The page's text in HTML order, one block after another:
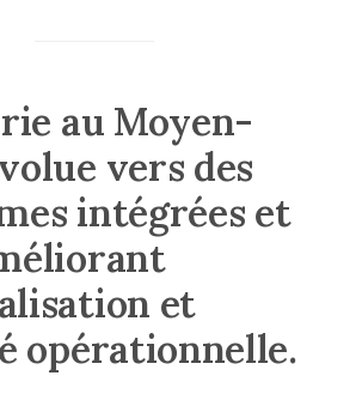
au Moyen-
vers des
intégrées et
et
opérationnelle.